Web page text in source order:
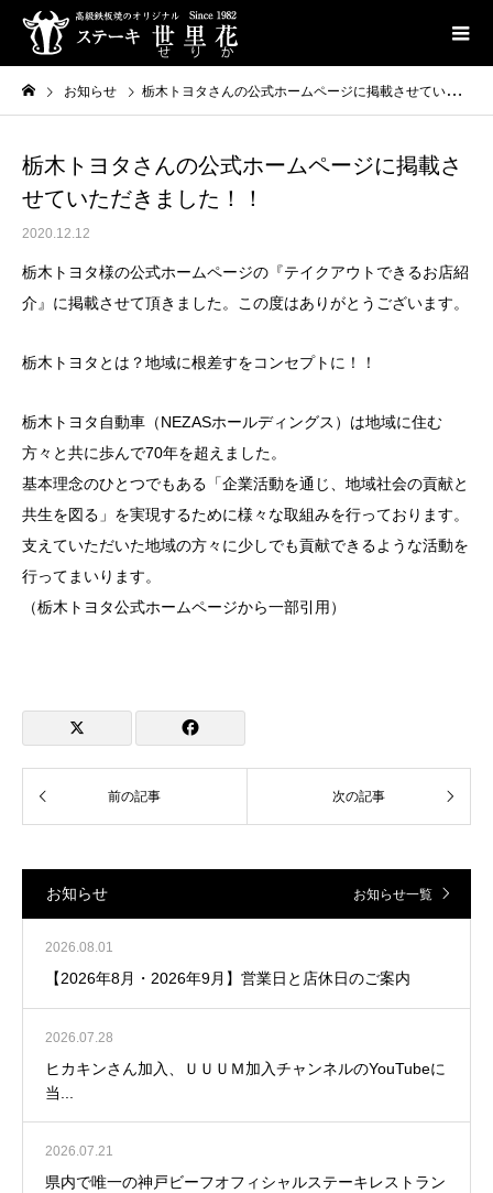
お知らせ 栃木トヨタさんの公式ホームページに掲載させていただきました！！
栃木トヨタさんの公式ホームページに掲載さ
せていただきました！！
2020.12.12
栃木トヨタ様の公式ホームページの『テイクアウトできるお店紹
介』に掲載させて頂きました。この度はありがとうございます。
栃木トヨタとは？地域に根差すをコンセプトに！！
栃木トヨタ自動車（NEZASホールディングス）は地域に住む
方々と共に歩んで70年を超えました。
基本理念のひとつでもある「企業活動を通じ、地域社会の貢献と
共生を図る」を実現するために様々な取組みを行っております。
支えていただいた地域の方々に少しでも貢献できるような活動を
行ってまいります。
（栃木トヨタ公式ホームページから一部引用）
お知らせ お知らせ一覧
2026.08.01
【2026年8月・2026年9月】営業日と店休日のご案内
2026.07.28
ヒカキンさん加入、ＵＵＵＭ加入チャンネルのYouTubeに
当...
2026.07.21
県内で唯一の神戸ビーフオフィシャルステーキレストラン